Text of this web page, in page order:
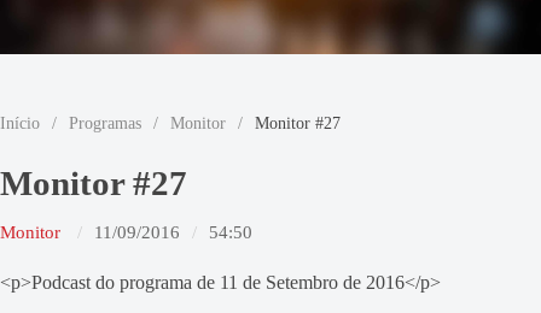
Início / Programas / Monitor / Monitor #27
Monitor #27
Monitor 11/09/2016 54:50
<p>Podcast do programa de 11 de Setembro de 2016</p>